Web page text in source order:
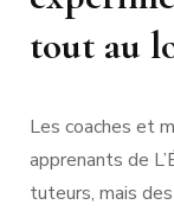
tout au
Les coaches et
apprenants de
tuteurs, mais